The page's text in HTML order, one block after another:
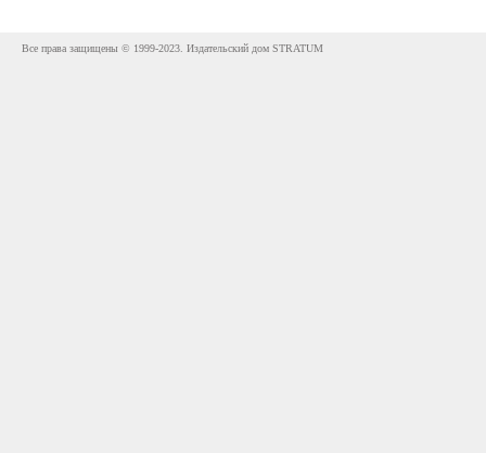
Все права защищены © 1999-2023. Издательский дом STRATUM